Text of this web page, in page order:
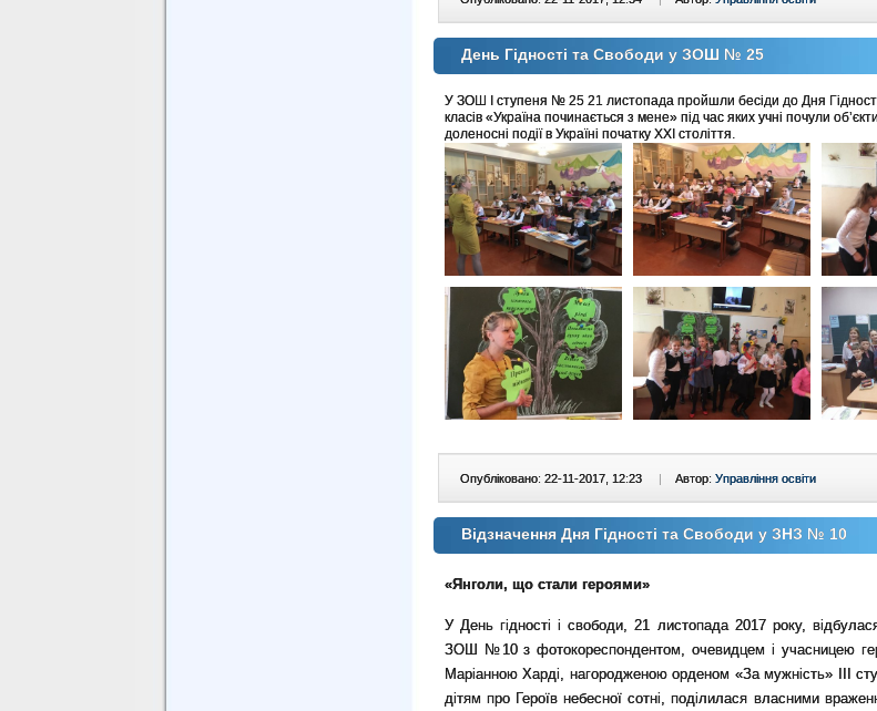
День Гідності та Свободи у ЗОШ № 25
У ЗОШ І ступеня № 25 21 листопада пройшли бесіди до Дня
класів «Україна починається з мене» під час яких учні почули
доленосні події в Україні початку ХХІ століття.
Опубліковано: 22-11-2017, 12:23 | Автор: Управління освіти
Відзначення Дня Гідності та Свободи у ЗНЗ № 10
«Янголи, що стали героями»
У День гідності і свободи, 21 листопада 2017 року,
ЗОШ №10 з фотокореспондентом, очевидцем і учасницею
Маріанною Харді, нагородженою орденом «За мужність» ІІІ
дітям про Героїв небесної сотні, поділилася власними